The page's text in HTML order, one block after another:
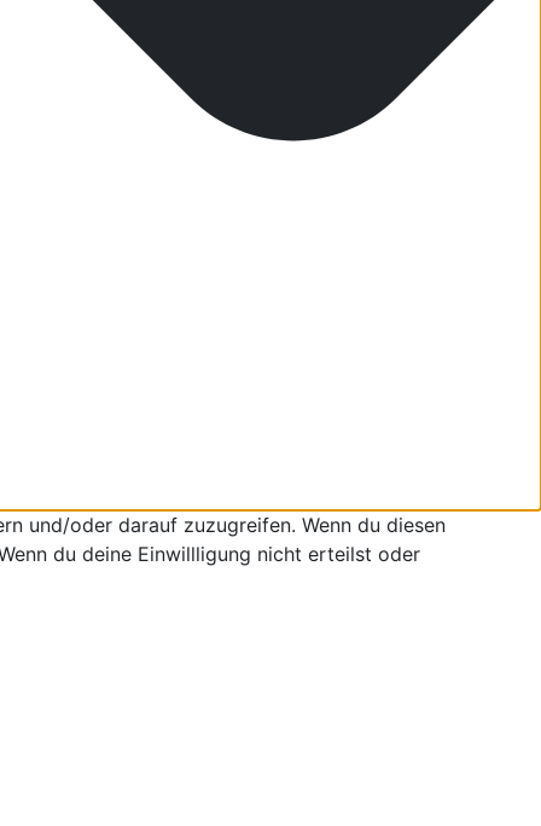
und/oder darauf zuzugreifen. Wenn du diesen
du deine Einwillligung nicht erteilst oder